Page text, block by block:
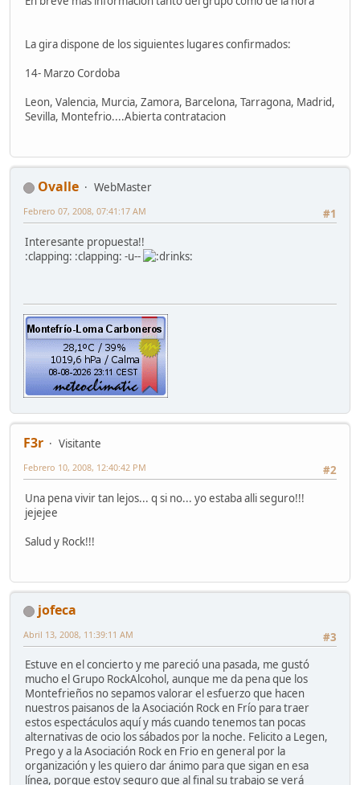
La gira dispone de los siguientes lugares confirmados:
14- Marzo Cordoba
Leon, Valencia, Murcia, Zamora, Barcelona, Tarragona, Madrid,
Sevilla, Montefrio....Abierta contratacion
Ovalle
WebMaster
#1
Febrero 07, 2008, 07:41:17 AM
Interesante propuesta!!
:clapping: :clapping: -u--
F3r
Visitante
#2
Febrero 10, 2008, 12:40:42 PM
Una pena vivir tan lejos... q si no... yo estaba alli seguro!!!
jejejee
Salud y Rock!!!
jofeca
#3
Abril 13, 2008, 11:39:11 AM
Estuve en el concierto y me pareció una pasada, me gustó
mucho el Grupo RockAlcohol, aunque me da pena que los
Montefrieños no sepamos valorar el esfuerzo que hacen
nuestros paisanos de la Asociación Rock en Frío para traer
estos espectáculos aquí y más cuando tenemos tan pocas
alternativas de ocio los sábados por la noche. Felicito a Legen,
Prego y a la Asociación Rock en Frio en general por la
organización y les quiero dar ánimo para que sigan en esa
línea, porque estoy seguro que al final su trabajo se verá